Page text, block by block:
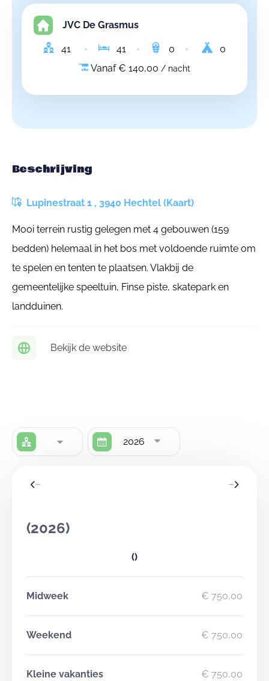
JVC De Grasmus
41 41 0
0
Vanaf € 140,00 / nacht
Beschrijving
Lupinestraat 1 , 3940 Hechtel (Kaart)
Mooi terrein rustig gelegen met 4 gebouwen (159
bedden) helemaal in het bos met voldoende ruimte om
te spelen en tenten te plaatsen. Vlakbij de
gemeentelijke speeltuin, Finse piste, skatepark en
landduinen.
Bekijk de website
2026
(2026)
()
Midweek € 750,00
Weekend € 750,00
Kleine vakanties € 750,00